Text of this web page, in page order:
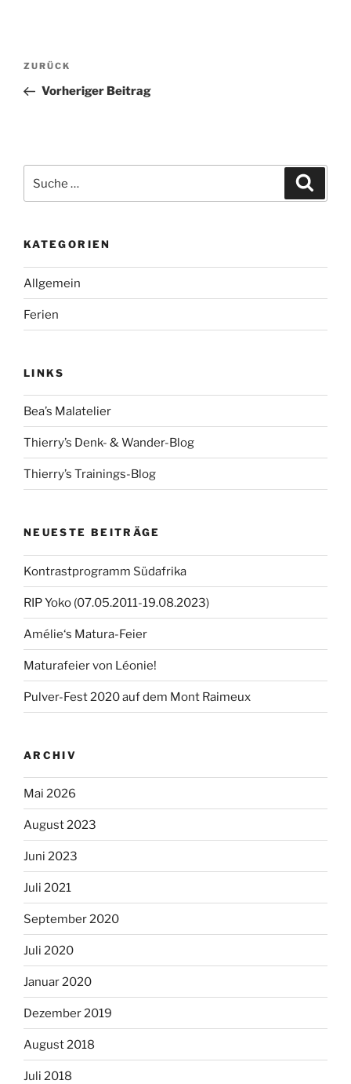
Beitragsnavigation
Vorheriger
Beitrag
ZURÜCK
Vorheriger Beitrag
nach:
KATEGORIEN
Allgemein
Ferien
LINKS
Bea’s Malatelier
Thierry’s Denk- & Wander-Blog
Thierry’s Trainings-Blog
NEUESTE BEITRÄGE
Kontrastprogramm Südafrika
RIP Yoko (07.05.2011-19.08.2023)
Amélie‘s Matura-Feier
Maturafeier von Léonie!
Pulver-Fest 2020 auf dem Mont Raimeux
ARCHIV
Mai 2026
August 2023
Juni 2023
Juli 2021
September 2020
Juli 2020
Januar 2020
Dezember 2019
August 2018
Juli 2018